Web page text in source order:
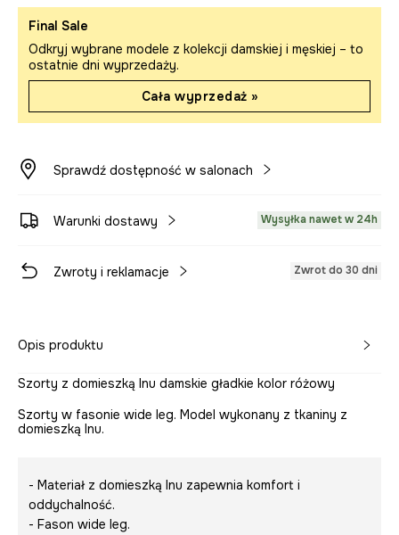
Final Sale
Odkryj wybrane modele z kolekcji damskiej i męskiej – to
ostatnie dni wyprzedaży.
Cała wyprzedaż »
Sprawdź dostępność w salonach
Warunki dostawy Wysyłka nawet w 24h
Zwroty i reklamacje Zwrot do 30 dni
Opis produktu
Szorty z domieszką lnu damskie gładkie kolor różowy
Szorty w fasonie wide leg. Model wykonany z tkaniny z
domieszką lnu.
- Materiał z domieszką lnu zapewnia komfort i
oddychalność.
- Fason wide leg.